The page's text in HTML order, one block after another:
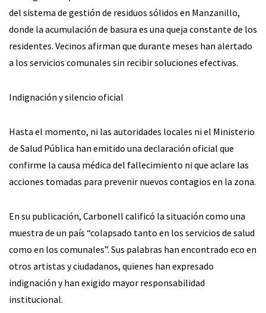
del sistema de gestión de residuos sólidos en Manzanillo,
donde la acumulación de basura es una queja constante de los
residentes. Vecinos afirman que durante meses han alertado
a los servicios comunales sin recibir soluciones efectivas.
Indignación y silencio oficial
Hasta el momento, ni las autoridades locales ni el Ministerio
de Salud Pública han emitido una declaración oficial que
confirme la causa médica del fallecimiento ni que aclare las
acciones tomadas para prevenir nuevos contagios en la zona.
En su publicación, Carbonell calificó la situación como una
muestra de un país “colapsado tanto en los servicios de salud
como en los comunales”. Sus palabras han encontrado eco en
otros artistas y ciudadanos, quienes han expresado
indignación y han exigido mayor responsabilidad
institucional.